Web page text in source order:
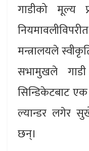
गाडीको मूल्य
मन्त्रालयले
सभामुखले
सिन्डिकेटबाट
ल्यान्डर लगेर
छन्।